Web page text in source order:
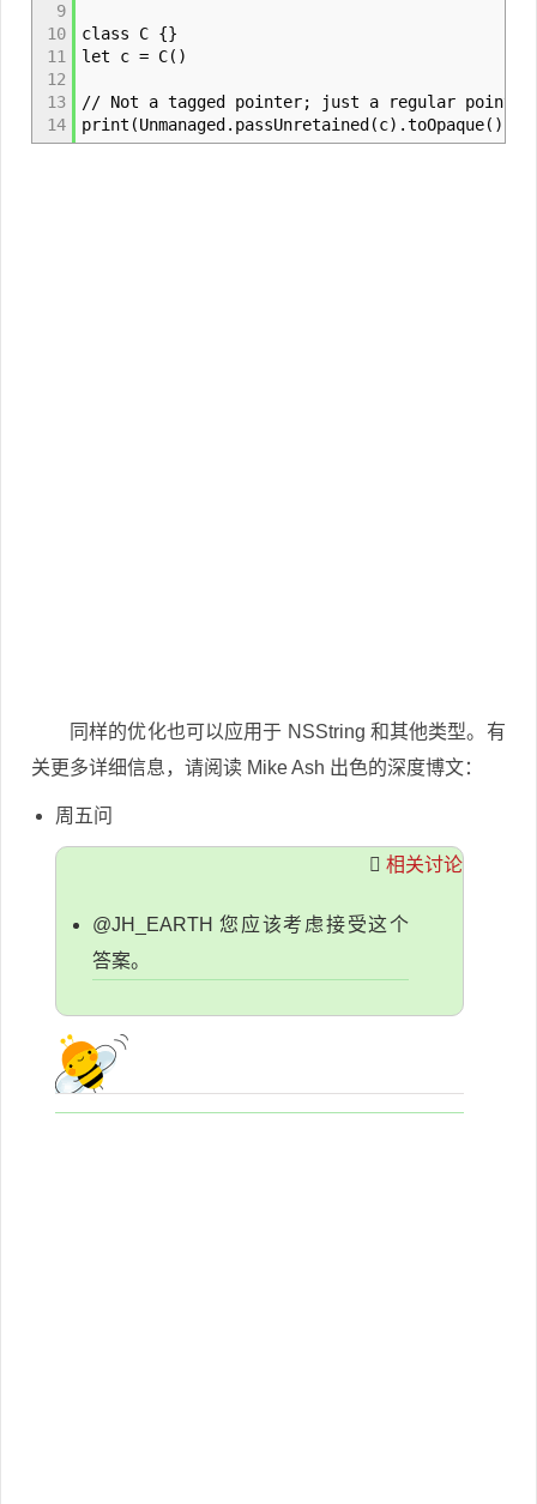
9
10
11
12
13
14
class C {}
let c = C()
// Not a tagged pointer; just a regular pointer
print(Unmanaged.passUnretained(c).toOpaque())
同样的优化也可以应用于 NSString 和其他类型。有
关更多详细信息，请阅读 Mike Ash 出色的深度博文：
周五问
相关讨论
@JH_EARTH 您应该考虑接受这个
答案。